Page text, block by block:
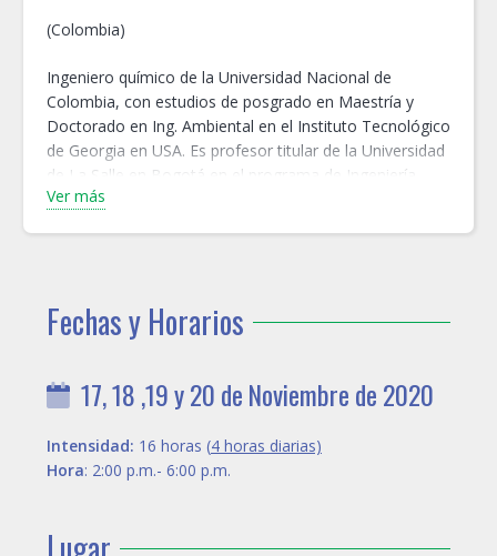
(Colombia)
Ingeniero químico de la Universidad Nacional de
Colombia, con estudios de posgrado en Maestría y
Doctorado en Ing. Ambiental en el Instituto Tecnológico
de Georgia en USA. Es profesor titular de la Universidad
de La Salle en Bogotá en el programa de Ingeniería
Ambiental y Sanitaria. Es clasificado como investigador
pública y planeamiento urbano. Fue director del
proyecto que implementó el modelo de calidad del aire
y se evalúan estrategias de reducción de emisiones.
caracterización química del material particulado y la
identificación de fuentes mediante modelos de
medios de comunicación.
Ver más
Fechas y Horarios
17, 18 ,19 y 20 de Noviembre de 2020
Intensidad: 16 horas (4 horas diarias)
Hora: 2:00 p.m.- 6:00 p.m.